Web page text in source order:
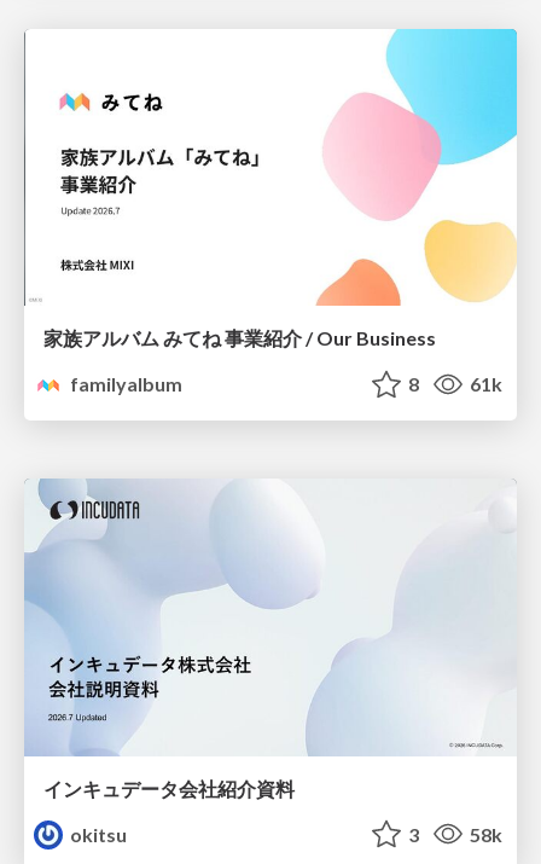
家族アルバム みてね 事業紹介 / Our Business
familyalbum
8 61k
インキュデータ会社紹介資料
okitsu
3 58k